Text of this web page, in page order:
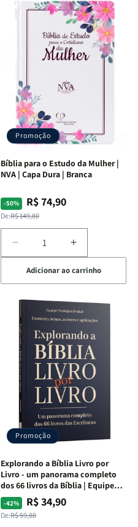
Penkal
Penkal
Promoção
Bíblia para o Estudo da Mulher |
NVA | Capa Dura | Branca
-50%
Preço
normal
De:R$ 149,80
Preço
promocional
R$ 74,90
Diminuir
a
quantidade
de
Bíblia
o
Estudo
da
Mulher
NVA
Capa
Dura
|
Aumentar
a
quantidade
de
Bíblia
para
o
Estudo
Mulher
|
NVA
|
Capa
Dura
|
Adicionar ao carrinho
Promoção
Explorando a Bíblia Livro por
Livro - um panorama completo
dos 66 livros da Bíblia | Equipe
teológica Penkal
-42%
Preço
normal
De:R$ 59,80
Preço
promocional
R$ 34,90